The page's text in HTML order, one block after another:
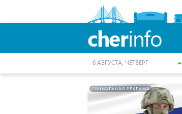
cherinfo
6 АВГУСТА, ЧЕТВЕРГ
СОЦИАЛЬНАЯ РЕКЛАМА